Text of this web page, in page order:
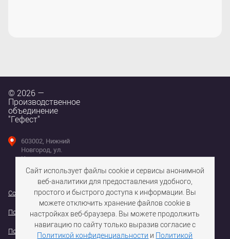
© 2026 —
Производственное
объединение
"Гефест"
603002, Нижний
Новгород, ул.
Интернациональная,
д. 100
Согласие на использование файлов cookie
Политика конфедициальности персональных данных
Политика обработки персональных данных
Сайт использует файлы cookie и сервисы анонимной
веб-аналитики для предоставления удобного,
простого и быстрого доступа к информации. Вы
можете отключить хранение файлов cookie в
настройках веб-браузера. Вы можете продолжить
навигацию по сайту только выразив согласие с
Политикой конфиденциальности и Политикой